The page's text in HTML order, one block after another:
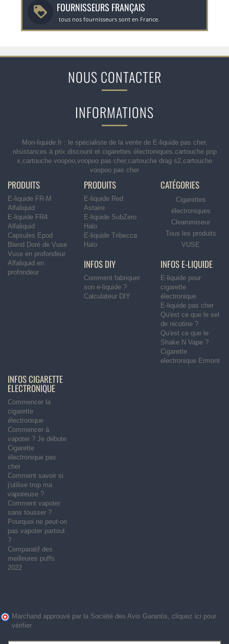
FOURNISSEURS FRANÇAIS
tous nos fournisseurs sont en France.
NOUS CONTACTER
INFORMATIONS
Mon-liquide.fr : le spécialiste de la vente de E-liquide pas cher,
résistances à prix discount et cigarettes électroniques.cartouche pnp
x,cartouche voopoo,voopoo pas cher,cartouche drag s2,cartouche
voopoo pas cher
PRODUITS
E-liquide FR-M
Alfaliquid
E-liquide FR4
Alfaliquid
Capsules Epod
Blend Doré de Vuse
Vuse en profondeur
Alfaliquid en
profondeur
PRODUITS
E-liquide Red
Astaire
E-liquide SubZero
Halo
E-liquide Tribecca
Halo
CATÉGORIES
Cigarettes
électroniques
Clearomiseur
Tous les produits
VUSE
INFOS DIY
Comment fabriquer
son e-liquide ?
Calculateur DIY
INFOS E-LIQUIDE
E-liquide pour
cigarette
électronique
E-liquide pas cher
Qu'est ce que le sel
de nicotine ?
Qu'est ce que le
Shake N Vape ?
Cigarette
electronique Ermont
INFOS CIGARETTE
ELECTRONIQUE
Commencer la
cigarette
électronique
Commencer à
vapoter ? Je débute
Cigarette
électronique pas
cher
Comment savoir si
j'utilise trop ma
vapoteuse ?
Comment vapoter
sans tousser ?
Pourquoi ne peut-on
pas vapoter partout
?
Comparatif des
meilleures puffs
2022
Marchand approuvé par la Société des Avis Garantis, cliquez ici pour
vérifier.